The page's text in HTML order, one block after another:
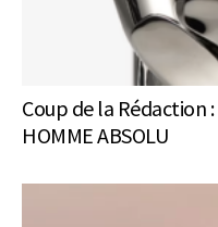
Coup de la Rédaction :
HOMME ABSOLU